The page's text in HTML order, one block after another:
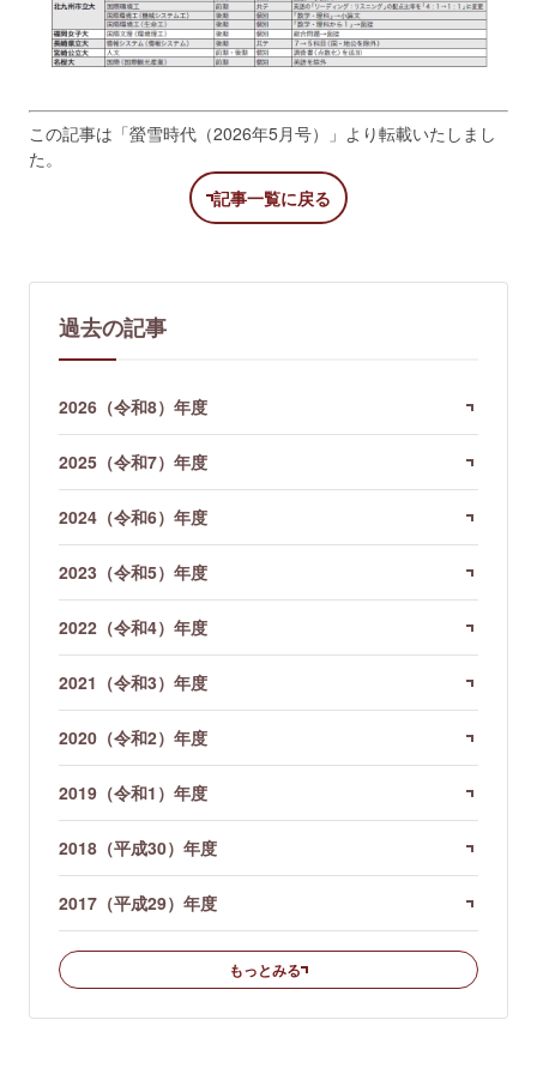
この記事は「螢雪時代（2026年5月号）」より転載いたしまし
た。
記事一覧に戻る
過去の記事
2026（令和8）年度
2025（令和7）年度
2024（令和6）年度
2023（令和5）年度
2022（令和4）年度
2021（令和3）年度
2020（令和2）年度
2019（令和1）年度
2018（平成30）年度
2017（平成29）年度
もっとみる